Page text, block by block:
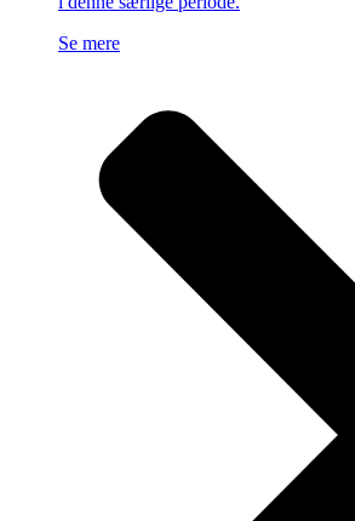
Se mere